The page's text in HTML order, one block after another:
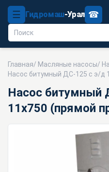
☰ Гидромаш-Урал ☎
Главная/ Масляные насосы/
Насос битумный ДС-125 с э/д
Насос битумный
11х750 (прямой